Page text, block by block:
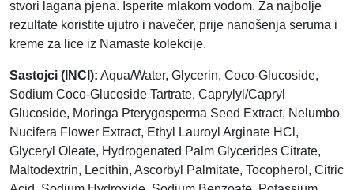
stvori lagana pjena. Isperite mlakom vodom. Za najbolje
rezultate koristite ujutro i navečer, prije nanošenja seruma i
kreme za lice iz Namaste kolekcije.
Sastojci (INCI): Aqua/Water, Glycerin, Coco-Glucoside,
Sodium Coco-Glucoside Tartrate, Caprylyl/Capryl
Glucoside, Moringa Pterygosperma Seed Extract, Nelumbo
Nucifera Flower Extract, Ethyl Lauroyl Arginate HCl,
Glyceryl Oleate, Hydrogenated Palm Glycerides Citrate,
Maltodextrin, Lecithin, Ascorbyl Palmitate, Tocopherol, Citric